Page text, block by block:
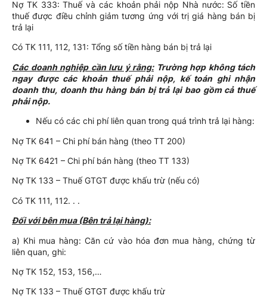
Nợ TK 333: Thuế và các khoản phải nộp Nhà nước: Số tiền
thuế được điều chỉnh giảm tương ứng với trị giá hàng bán bị
trả lại
Có TK 111, 112, 131: Tổng số tiền hàng bán bị trả lại
Các doanh nghiệp cần lưu ý rằng:Trường hợp không tách
ngay được các khoản thuế phải nộp, kế toán ghi nhận
doanh thu, doanh thu hàng bán bị trả lại bao gồm cả thuế
phải nộp.
Nếu có các chi phí liên quan trong quá trình trả lại hàng:
Nợ TK 641 – Chi phí bán hàng (theo TT 200)
Nợ TK 6421 – Chi phí bán hàng (theo TT 133)
Nợ TK 133 – Thuế GTGT được khấu trừ (nếu có)
Có TK 111, 112. . .
Đối với bên mua (Bên trả lại hàng):
a) Khi mua hàng: Căn cứ vào hóa đơn mua hàng, chứng từ
liên quan, ghi:
Nợ TK 152, 153, 156,…
Nợ TK 133 – Thuế GTGT được khấu trừ